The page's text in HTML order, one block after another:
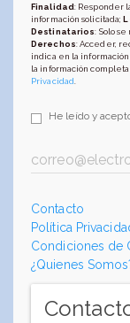
Finalidad: Responder
información solicitada;
Destinatarios: Solo
Derechos: Acceder,
indica en la información
la información
Privacidad
He leído y
Contacto
Política
Condiciones de
¿Quienes